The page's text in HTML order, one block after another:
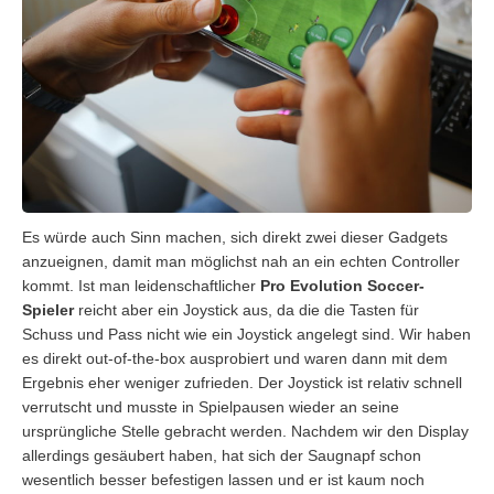
Es würde auch Sinn machen, sich direkt zwei dieser Gadgets
anzueignen, damit man möglichst nah an ein echten Controller
kommt. Ist man leidenschaftlicher Pro Evolution Soccer-
Spieler reicht aber ein Joystick aus, da die die Tasten für
Schuss und Pass nicht wie ein Joystick angelegt sind. Wir haben
es direkt out-of-the-box ausprobiert und waren dann mit dem
Ergebnis eher weniger zufrieden. Der Joystick ist relativ schnell
verrutscht und musste in Spielpausen wieder an seine
ursprüngliche Stelle gebracht werden. Nachdem wir den Display
allerdings gesäubert haben, hat sich der Saugnapf schon
wesentlich besser befestigen lassen und er ist kaum noch